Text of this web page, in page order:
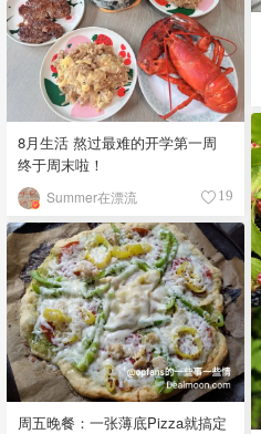
8月生活 熬过最难的开学第一周
终于周末啦！
Summer在漂流 19
周五晚餐：一张薄底Pizza就搞定